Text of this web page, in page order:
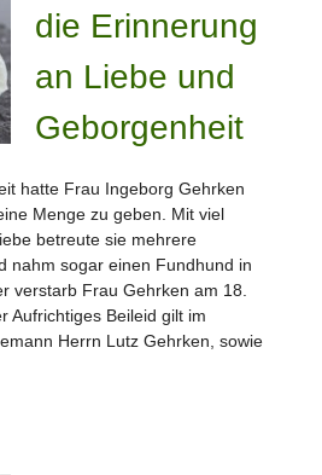
die Erinnerung
an Liebe und
Geborgenheit
hatte Frau Ingeborg Gehrken
Menge zu geben. Mit viel
betreute sie mehrere
nahm sogar einen Fundhund in
verstarb Frau Gehrken am 18.
Aufrichtiges Beileid gilt im
Herrn Lutz Gehrken, sowie